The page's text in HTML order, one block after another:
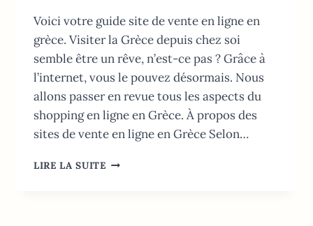
Voici votre guide site de vente en ligne en
grèce. Visiter la Grèce depuis chez soi
semble être un rêve, n’est-ce pas ? Grâce à
l’internet, vous le pouvez désormais. Nous
allons passer en revue tous les aspects du
shopping en ligne en Grèce. À propos des
sites de vente en ligne en Grèce Selon…
LIRE LA SUITESITE